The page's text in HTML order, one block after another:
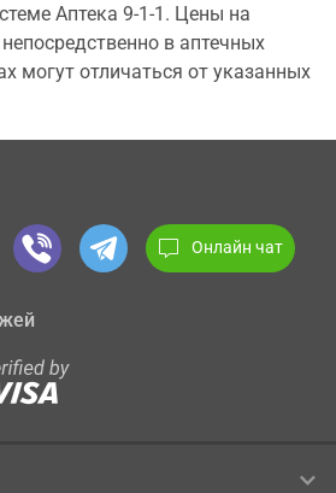
Аптека 9-1-1. Цены на
в аптечных
могут отличаться от указанных
Онлайн чат